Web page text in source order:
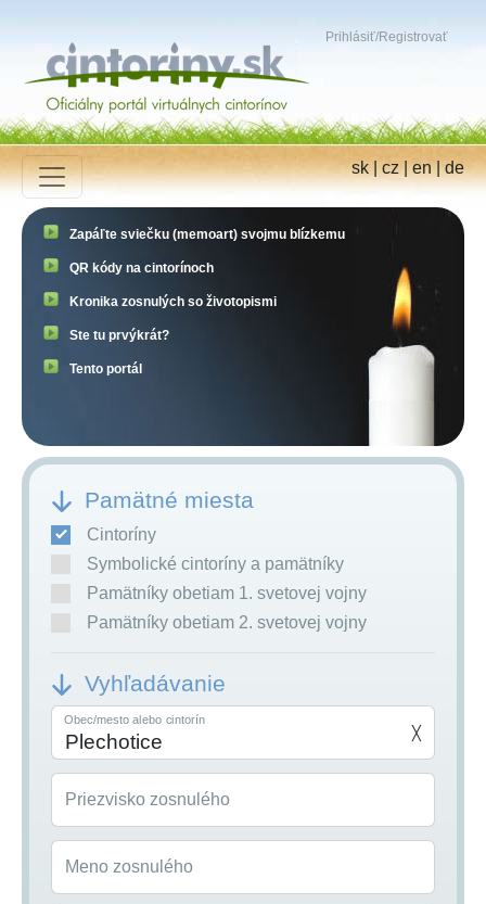
Prihlásiť/Registrovať
sk|cz|en|de
Zapáľte sviečku (memoart) svojmu blízkemu
QR kódy na cintorínoch
Kronika zosnulých so životopismi
Ste tu prvýkrát?
Tento portál
Pamätné miesta
Cintoríny
Symbolické cintoríny a pamätníky
Pamätníky obetiam 1. svetovej vojny
Pamätníky obetiam 2. svetovej vojny
Vyhľadávanie
Obec/mesto alebo cintorín
╳
Priezvisko zosnulého
Meno zosnulého